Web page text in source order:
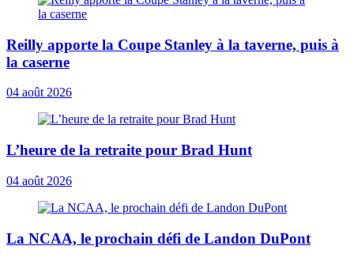
Reilly apporte la Coupe Stanley à la taverne, puis à
la caserne
04 août 2026
L’heure de la retraite pour Brad Hunt
04 août 2026
La NCAA, le prochain défi de Landon DuPont